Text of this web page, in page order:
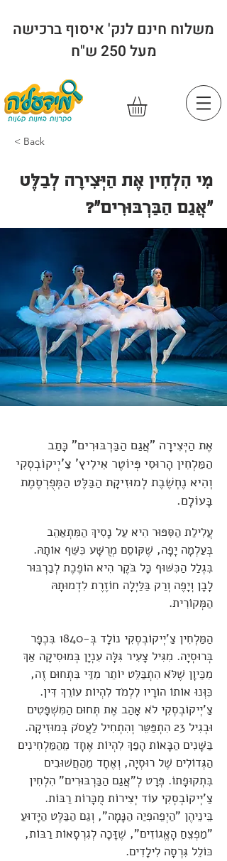
משלוח חינם לנק' איסוף ברכישה
מעל 250 ש"ח
< Back
מִי הִלְחִין אֶת הַיְּצִירָה לְבַלֶּט
"אֲגַם הַבַּרְבּוּרִים"?
אֶת הַיְּצִירָה "אֲגַם הַבַּרְבּוּרִים" כָּתַב
הַמַּלְחִין הָרוּסִי פְּיוֹטֶר אִילִיץ' צַ'יְיקוֹבְסְקִי
וְהִיא נֶחְשֶׁבֶת לְמוּזִיקָת הַבַּלֶּט הַמְּפֻרְסֶמֶת
בָּעוֹלָם.
עֲלִילַת הַסִּפּוּר הִיא עַל נָסִיךְ הַמִּתְאַהֵב
בְּעַלְמָה יָפָה, שֶׁקּוֹסֵם מְרֻשָּׁע כִּשֵּׁף אוֹתָהּ.
בִּגְלַל הַכִּשּׁוּף כָּל בֹּקֶר הִיא הוֹפֶכֶת לְבַרְבּוּר
לָבָן וְיָפֶה וְרַק בַּלַּיְלָה חוֹזֶרֶת לִדְמוּתָהּ
הַמְּקוֹרִית.
הַמַּלְחִין צַ'יְיקוֹבְסְקִי נוֹלָד בְּ-1840 בִּכְפָר
בְּרוּסְיָה. מִגִּיל צָעִיר גִּלָּה עִנְיָן בְּמוּסִיקָה אַךְ
מִכֵּיוָן שֶׁלֹּא הִתְבַּלֵּט יוֹתֵר מִדַּי בִּתְחוּם זֶה,
כִּוְּנוּ אוֹתוֹ הוֹרָיו לִלְמֹד לִהְיוֹת עוֹרֵךְ דִּין.
צַ'יְיקוֹבְסְקִי לֹא אָהַב אֶת תְּחוּם הַמִּשְׁפָּטִים
וּבְגִיל 23 הִתְפַּטֵּר וְהִתְחִיל לַעֲסֹק בְּמוּזִיקָה.
בַּשָּׁנִים הַבָּאוֹת הָפַךְ לִהְיוֹת אֶחָד מֵהַמַּלְחִינִים
הַגְּדוֹלִים שֶׁל רוּסְיָה, וְאֶחָד מֵהַחֲשׁוּבִים
בִּתְקוּפָתוֹ. פְּרָט לְ"אֲגַם הַבַּרְבּוּרִים" הִלְחִין
צַ'יְיקוֹבְסְקִי עוֹד יְצִירוֹת מֻכָּרוֹת רַבּוֹת.
בֵּינֵיהֶן "הַיְפֵהפִיַה הַנָּמָה", וְגַם הַבַּלֶּט הַיָּדוּעַ
"מַפְצֵחַ הָאֱגוֹזִים", שֶׁזָּכָה לְגִרְסָאוֹת רַבּוֹת,
כּוֹלֵל גִּרְסָה לִילָדִים.